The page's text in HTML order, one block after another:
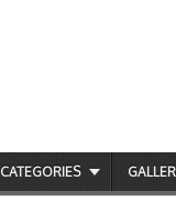
CATEGORIES